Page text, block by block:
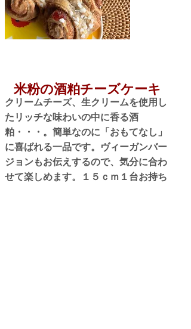
​米粉の酒粕チーズケーキ
​​クリームチーズ、生クリームを使用し
たリッチな味わいの中に香る酒
粕・・・。簡単なのに「おもてなし」
に喜ばれる一品です。ヴィーガンバー
ジョンもお伝えするので、気分に合わ
せて楽しめます。１５ｃｍ１台お持ち